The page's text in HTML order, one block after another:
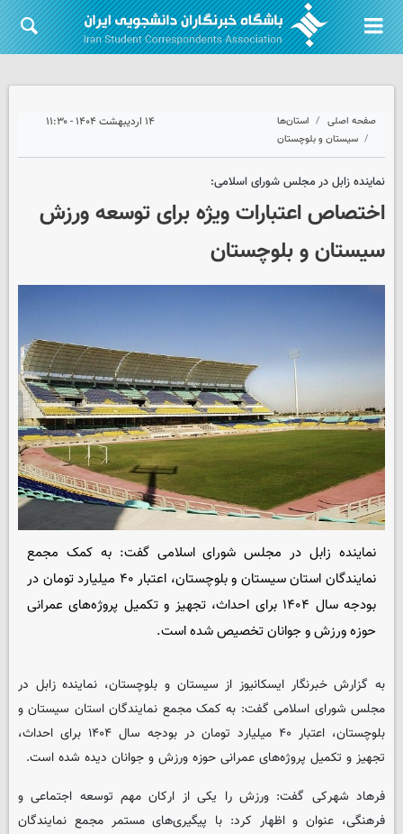
صفحه اصلی
استان‌ها
سیستان و بلوچستان
۱۴ اردیبهشت ۱۴۰۴ - ۱۱:۳۰
نماینده زابل در مجلس شورای اسلامی:
اختصاص اعتبارات ویژه برای توسعه ورزش
سیستان و بلوچستان
نماینده زابل در مجلس شورای اسلامی گفت: به کمک مجمع
نمایندگان استان سیستان و بلوچستان، اعتبار ۴۰ میلیارد تومان در
بودجه سال ۱۴۰۴ برای احداث، تجهیز و تکمیل پروژه‌های عمرانی
حوزه ورزش و جوانان تخصیص شده است.
به گزارش خبرنگارایسکانیوز از سیستان و بلوچستان، نماینده زابل در
مجلس شورای اسلامی گفت: به کمک مجمع نمایندگان استان سیستان و
بلوچستان، اعتبار ۴۰ میلیارد تومان در بودجه سال ۱۴۰۴ برای احداث،
تجهیز و تکمیل پروژه‌های عمرانی حوزه ورزش و جوانان دیده شده است.
فرهاد شهرکی گفت: ورزش را یکی از ارکان مهم توسعه اجتماعی و
فرهنگی، عنوان و اظهار کرد: با پیگیری‌های مستمر مجمع نمایندگان